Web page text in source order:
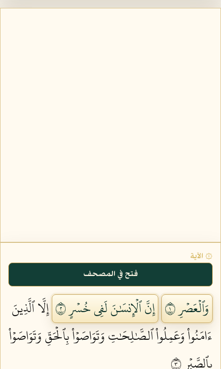
۞ الآية
فتح في المصحف
وَٱلۡعَصۡرِ ١ إِنَّ ٱلۡإِنسَٰنَ لَفِي خُسۡرٍ ٢
إِلَّا ٱلَّذِينَ
ءَامَنُواْ وَعَمِلُواْ ٱلصَّٰلِحَٰتِ وَتَوَاصَوۡاْ بِٱلۡحَقِّ وَتَوَاصَوۡاْ
بِٱلصَّبۡرِ ٣